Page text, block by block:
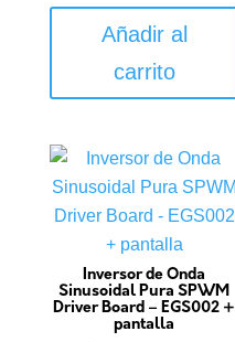
Añadir al
carrito
Inversor de Onda
Sinusoidal Pura SPWM
Driver Board – EGS002 +
pantalla